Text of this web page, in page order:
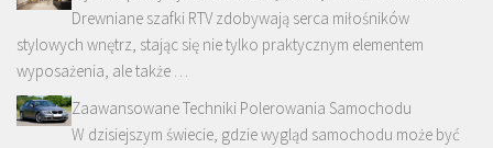
Drewniane szafki RTV zdobywają serca miłośników
stylowych wnętrz, stając się nie tylko praktycznym elementem
wyposażenia, ale także …
Zaawansowane Techniki Polerowania Samochodu
W dzisiejszym świecie, gdzie wygląd samochodu może być